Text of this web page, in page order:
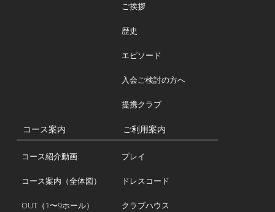
ご挨拶
歴史
エピソード
入会ご検討の方へ
提携クラブ
コース案内
コース紹介動画
コース案内（全体図）
OUT（1〜9ホール）
ご利用案内
プレイ
ドレスコード
クラブハウス